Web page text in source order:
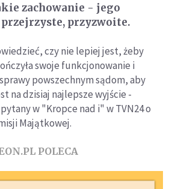
zachowanie - jego
przyzwoite.
czy nie lepiej jest, żeby
swoje funkcjonowanie i
powszechnym sądom, aby
na dzisiaj najlepsze wyjście -
w "Kropce nad i" w TVN24 o
Majątkowej.
POLECA